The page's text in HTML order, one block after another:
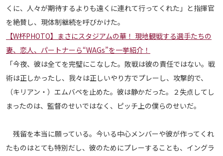
運営会社
ご利用にあたって
プライバシーポリシー
© AbemaTV. Inc. All Rights Reserved.
くに、人々が期待するよりも遠くに連れて行ってくれた」と指揮官
を絶賛し、現体制継続を呼びかけた。
【W杯PHOTO】まさにスタジアムの華！ 現地観戦する選手たちの
妻、恋人、パートナーら“WAGs”を一挙紹介！
「今夜、彼は全てを完璧にこなした。敗戦は彼の責任ではない。戦
術は正しかったし、我々は正しいやり方でプレーし、攻撃的で、
（キリアン・）エムバペを止めた。彼は静かだった。２失点してし
まったのは、監督のせいではなく、ピッチ上の僕らのせいだ。
残留を本当に願っている。今いる中心メンバーや彼が作ってくれ
たものはとても特別だし、彼のためにプレーすることも、イングラ